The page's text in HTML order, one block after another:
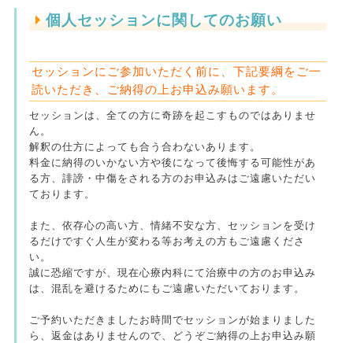
個人セッションに関してのお願い
セッションにご参加いただく前に、下記要綱をご一
読いただき、ご納得の上お申込み願います。
セッションは、全ての方に奇跡を起こすものではありませ
ん。
解釈の仕方によっても合う合わないあります。
料金に納得のいかない方や後になって後悔する可能性があ
る方、誹謗・中傷をされる方のお申込みはご遠慮いただい
ております。
また、依存心の高い方、情緒不安な方、セッションを受け
るだけですぐ人生が変わる等お考えの方もご遠慮くださ
い。
誠に恐縮ですが、現在心療内科にて治療中の方のお申込み
は、混乱を避けるためにもご遠慮いただいております。
ご予約いただきましたお時間でセッションが始まりました
ら、返金はありませんので、どうぞご納得の上お申込み願